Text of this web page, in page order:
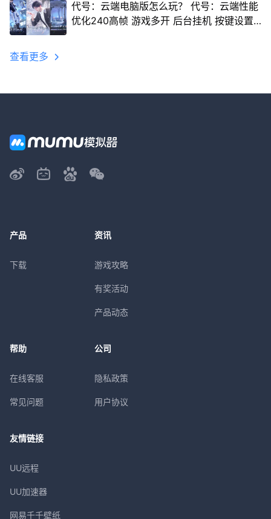
代号：云端电脑版怎么玩？ 代号：云端性能
优化240高帧 游戏多开 后台挂机 按键设置
查看更多
产品
下载
资讯
游戏攻略
有奖活动
产品动态
帮助
在线客服
常见问题
公司
隐私政策
用户协议
友情链接
UU远程
UU加速器
网易千千壁纸